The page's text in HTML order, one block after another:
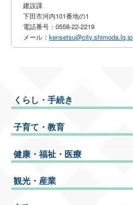
建設課
下田市河内101番地の1
電話番号：0558-22-2219
メール：kensetsu@city.shimoda.lg.jp
くらし・手続き
子育て・教育
健康・福祉・医療
観光・産業